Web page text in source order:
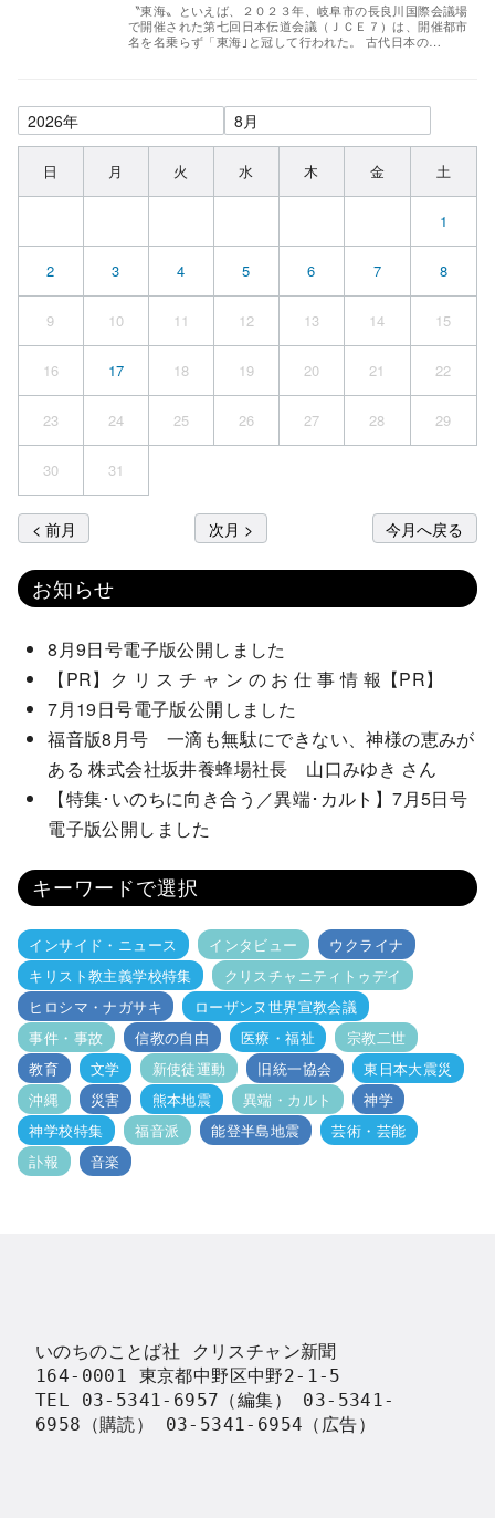
〝東海〟といえば、２０２３年、岐阜市の長良川国際会議場
で開催された第七回日本伝道会議（ＪＣＥ７）は、開催都市
名を名乗らず「東海｣と冠して行われた。 古代日本の…
日 月 火 水 木 金 土
1
2 3 4 5 6 7 8
9 10 11 12 13 14 15
16 17 18 19 20 21 22
23 24 25 26 27 28 29
30 31
< 前月 次月 > 今月へ戻る
お知らせ
8月9日号電子版公開しました
【PR】ク リ ス チ ャ ン の お 仕 事 情 報【PR】
7月19日号電子版公開しました
福音版8月号 一滴も無駄にできない、神様の恵みが
ある 株式会社坂井養蜂場社長 山口みゆき さん
【特集･いのちに向き合う／異端･カルト】7月5日号
電子版公開しました
キーワードで選択
インサイド・ニュース インタビュー
ウクライナ
キリスト教主義学校特集
クリスチャニティトゥデイ
ヒロシマ・ナガサキ
ローザンヌ世界宣教会議
事件・事故
信教の自由 医療・福祉
宗教二世
教育
文学 新使徒運動 旧統一協会
東日本大震災
沖縄
災害 熊本地震 異端・カルト
神学
神学校特集
福音派 能登半島地震
芸術・芸能
訃報
音楽
いのちのことば社 クリスチャン新聞
164-0001 東京都中野区中野2-1-5
TEL 03-5341-6957（編集） 03-5341-
6958（購読） 03-5341-6954（広告）